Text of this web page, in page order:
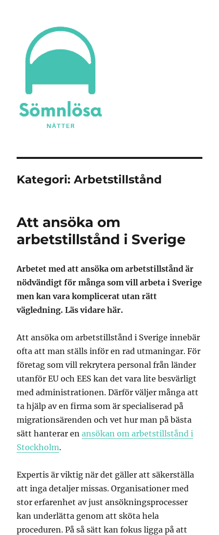
Kategori:Arbetstillstånd
Att ansöka om
arbetstillstånd i Sverige
Arbetet med att ansöka om arbetstillstånd är
nödvändigt för många som vill arbeta i Sverige
men kan vara komplicerat utan rätt
vägledning. Läs vidare här.
Att ansöka om arbetstillstånd i Sverige innebär
ofta att man ställs inför en rad utmaningar. För
företag som vill rekrytera personal från länder
utanför EU och EES kan det vara lite besvärligt
med administrationen. Därför väljer många att
ta hjälp av en firma som är specialiserad på
migrationsärenden och vet hur man på bästa
sätt hanterar enansökan om arbetstillstånd i
Stockholm.
Expertis är viktig när det gäller att säkerställa
att inga detaljer missas. Organisationer med
stor erfarenhet av just ansökningsprocesser
kan underlätta genom att sköta hela
proceduren. På så sätt kan fokus ligga på att